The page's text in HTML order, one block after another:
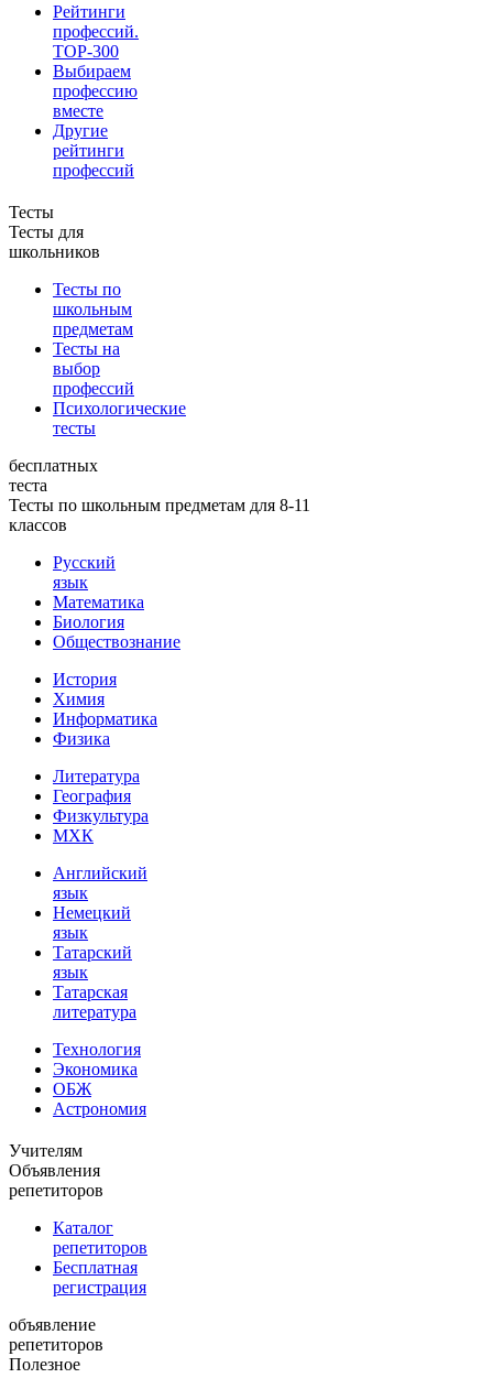
Рейтинги
профессий.
TOP-300
Выбираем
профессию
вместе
Другие
рейтинги
профессий
Тесты
Тесты для
школьников
Тесты по
школьным
предметам
Тесты на
выбор
профессий
Психологические
тесты
бесплатных
теста
Тесты по школьным предметам для 8-11
классов
Русский
язык
Математика
Биология
Обществознание
История
Химия
Информатика
Физика
Литература
География
Физкультура
МХК
Английский
язык
Немецкий
язык
Татарский
язык
Татарская
литература
Технология
Экономика
ОБЖ
Астрономия
Учителям
Объявления
репетиторов
Каталог
репетиторов
Бесплатная
регистрация
объявление
репетиторов
Полезное